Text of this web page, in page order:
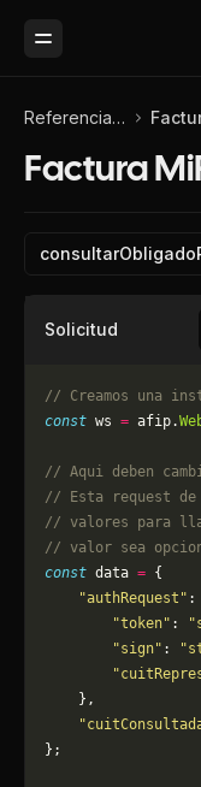
Toggle Menu
Referencia de API
Factura
Solicitud
// Creamos una
const ws = afip.
// Aqui deben
// Esta request de
// valores para
// valor sea
const data = {
    "authRequest"
:
        "token"
:
        "sign"
:
    },
};